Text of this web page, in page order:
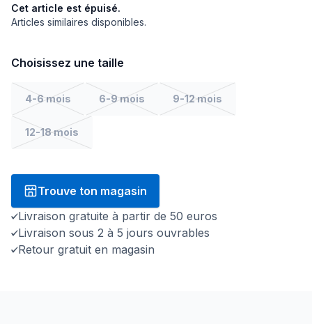
Cet article est épuisé.
Articles similaires disponibles.
Choisissez une taille
4-6 mois 6-9 mois 9-12 mois
12-18 mois
Trouve ton magasin
Livraison gratuite à partir de 50 euros
Livraison sous 2 à 5 jours ouvrables
Retour gratuit en magasin